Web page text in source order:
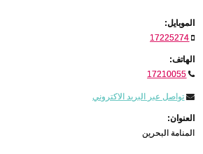
الموبايل:
17225274
الهاتف:
17210055
تواصل عبر البريد الاكتروني
العنوان:
المنامة البحرين